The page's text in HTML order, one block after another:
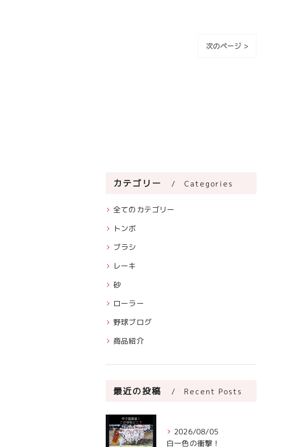
次のページ >
カテゴリー Categories
全てのカテゴリー
トンボ
ブラシ
レーキ
砂
ローラー
野球ブログ
商品紹介
最近の投稿 Recent Posts
2026/08/05
白一色の衝撃！